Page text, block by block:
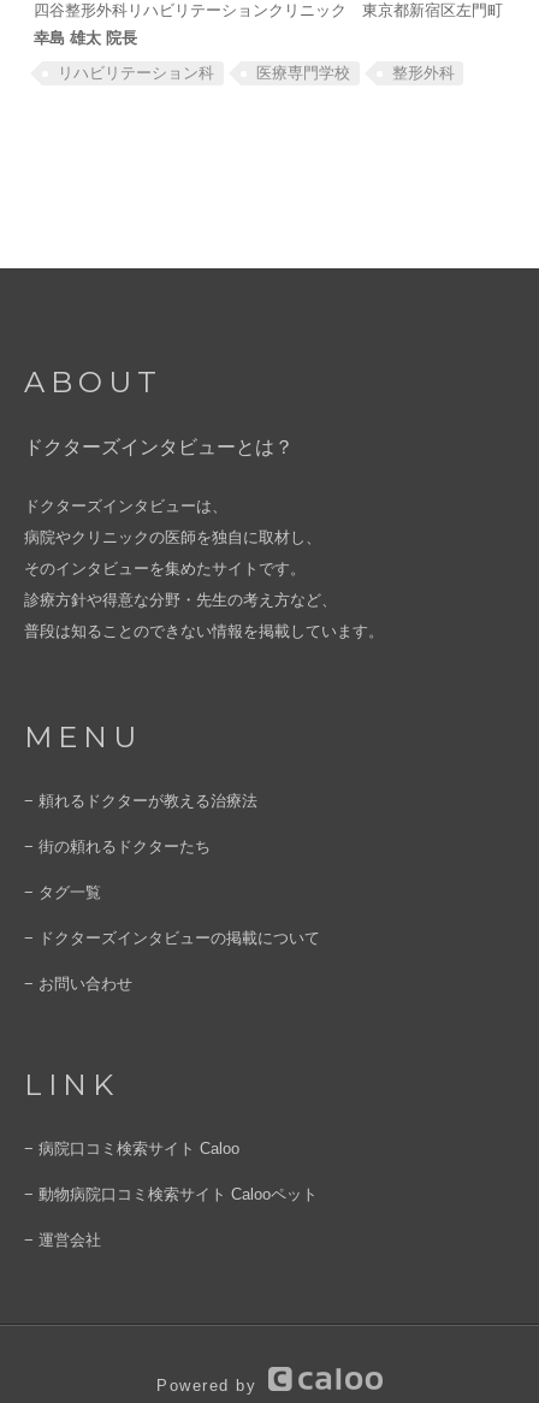
四谷整形外科リハビリテーションクリニック 東京都新宿区左門町
幸島 雄太 院長
リハビリテーション科
医療専門学校 整形外科
ABOUT
ドクターズインタビューとは？
ドクターズインタビューは、
病院やクリニックの医師を独自に取材し、
そのインタビューを集めたサイトです。
診療方針や得意な分野・先生の考え方など、
普段は知ることのできない情報を掲載しています。
MENU
− 頼れるドクターが教える治療法
− 街の頼れるドクターたち
− タグ一覧
− ドクターズインタビューの掲載について
− お問い合わせ
LINK
− 病院口コミ検索サイト Caloo
− 動物病院口コミ検索サイト Calooペット
− 運営会社
Powered by